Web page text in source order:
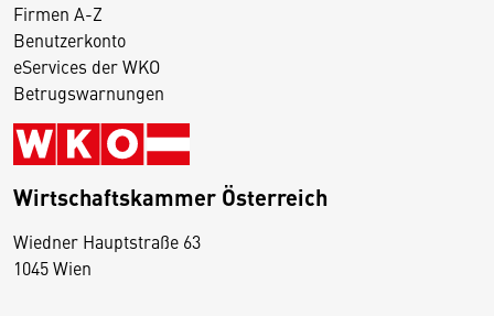
Firmen A-Z
Benutzerkonto
eServices der WKO
Betrugswarnungen
Wirtschaftskammer Österreich
Wiedner Hauptstraße 63
1045 Wien
D